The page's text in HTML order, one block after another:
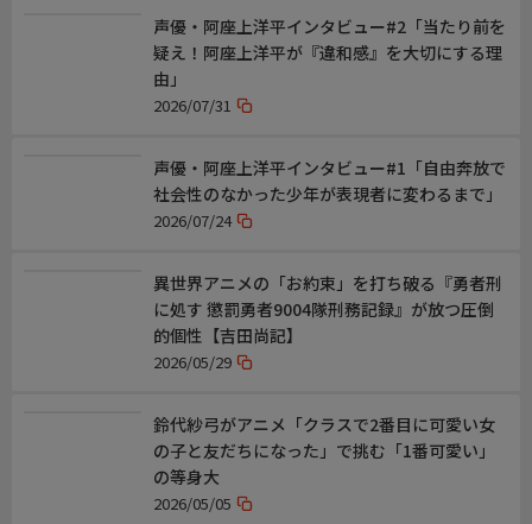
https://www.bs4.jp/taiari/
声優・阿座上洋平インタビュー#2「当たり前を
疑え！阿座上洋平が『違和感』を大切にする理
由」
2026/07/31
声優・阿座上洋平インタビュー#1「自由奔放で
社会性のなかった少年が表現者に変わるまで」
2026/07/24
異世界アニメの「お約束」を打ち破る『勇者刑
に処す 懲罰勇者9004隊刑務記録』が放つ圧倒
的個性【吉田尚記】
2026/05/29
鈴代紗弓がアニメ「クラスで2番目に可愛い女
の子と友だちになった」で挑む「1番可愛い」
の等身大
2026/05/05